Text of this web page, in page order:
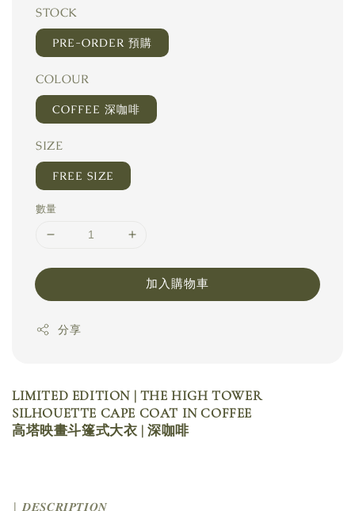
STOCK
PRE-ORDER 預購
COLOUR
COFFEE 深咖啡
SIZE
FREE SIZE
數量
加入購物車
分享
LIMITED EDITION | THE HIGH TOWER
SILHOUETTE CAPE COAT IN COFFEE
高塔映畫斗篷式大衣 | 深咖啡
| 𝑫𝑬𝑺𝑪𝑹𝑰𝑷𝑻𝑰𝑶𝑵